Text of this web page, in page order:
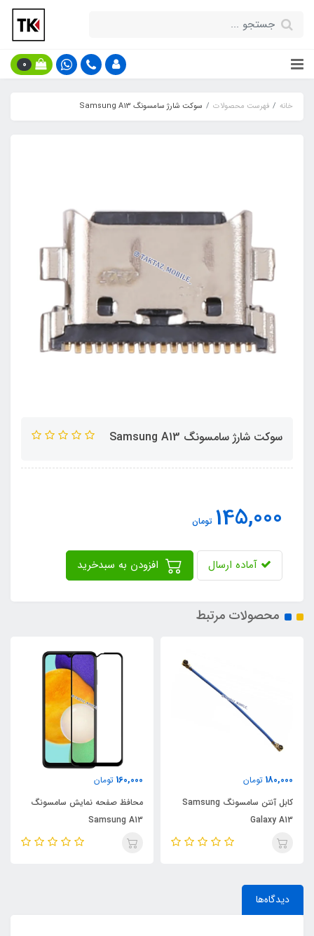
0
خانه فهرست محصولات سوکت شارژ سامسونگ Samsung A13
سوکت شارژ سامسونگ Samsung A13
145,000 تومان
آماده ارسال
محصولات مرتبط
180,000 تومان
کابل آنتن سامسونگ Samsung
Galaxy A13
160,000 تومان
محافظ صفحه نمایش سامسونگ
Samsung A13
دیدگاه‌ها